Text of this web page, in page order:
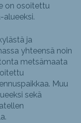
on osoitettu
ja
yhteensä noin
metsämaata
Muu
sekä